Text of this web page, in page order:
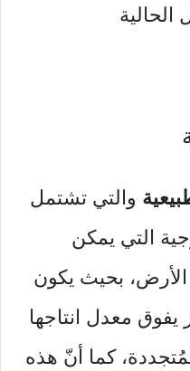
والتي تشتمل
التي يمكن
بحيث يكون
يفوق معدل انتاجها
كما أنّ هذه